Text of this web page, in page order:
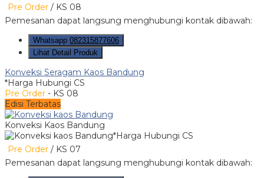
Pre Order / KS 08
Pemesanan dapat langsung menghubungi kontak dibawah:
Whatsapp 082315877606
Lihat Detail Produk
Konveksi Seragam Kaos Bandung
*Harga Hubungi CS
Pre Order - KS 08
Edisi Terbatas
Konveksi Kaos Bandung
*Harga Hubungi CS
Pre Order / KS 07
Pemesanan dapat langsung menghubungi kontak dibawah: